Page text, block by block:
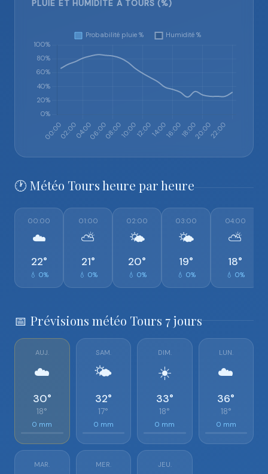
PLUIE ET HUMIDITÉ À TOURS (%)
🕐 Météo Tours heure par heure
00:00
☁️
22°
💧 0%
01:00
⛅
21°
💧 0%
02:00
🌤️
20°
💧 0%
03:00
🌤️
19°
💧 0%
04:00
⛅
18°
💧 0%
📅 Prévisions météo Tours 7 jours
AUJ.
☁️
30°
18°
0 mm
SAM.
🌤️
32°
17°
0 mm
DIM.
☀️
33°
18°
0 mm
LUN.
☁️
36°
18°
0 mm
MAR. MER. JEU.